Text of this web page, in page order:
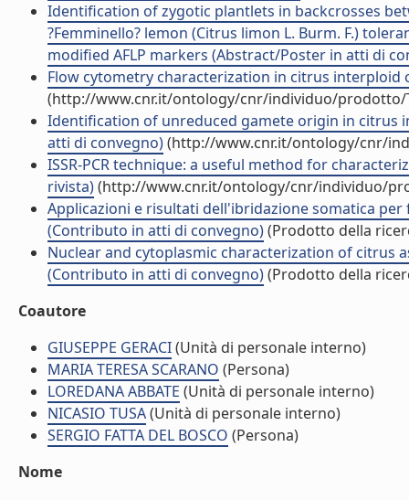
Identification of zygotic plantlets in backcrosses
?Femminello? lemon (Citrus limon L. Burm. F.)
modified AFLP markers (Abstract/Poster in atti di
Flow cytometry characterization in citrus interploid
(http://www.cnr.it/ontology/cnr/individuo/prodotto/
Identification of unreduced gamete origin in citrus
atti di convegno)(http://www.cnr.it/ontology/cnr/
ISSR-PCR technique: a useful method for
rivista)(http://www.cnr.it/ontology/cnr/individuo/
Applicazioni e risultati dell'ibridazione somatica
(Contributo in atti di convegno)(Prodotto della
Nuclear and cytoplasmic characterization of citrus
(Contributo in atti di convegno)(Prodotto della
Coautore
GIUSEPPE GERACI(Unità di personale interno)
MARIA TERESA SCARANO (Persona)
LOREDANA ABBATE (Unità di personale interno)
NICASIO TUSA(Unità di personale interno)
SERGIO FATTA DEL BOSCO (Persona)
Nome